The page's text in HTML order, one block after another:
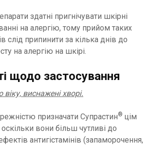
здатні пригнічувати шкірні
на алергію, тому прийом таких
слід припинити за кілька днів до
на алергію на шкірі.
щодо застосування
віку, виснажені хворі.
призначати Супрастин® цім
оскільки вони більш чутливі до
антигістамінів (запаморочення,